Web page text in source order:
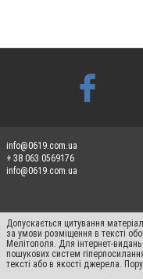
info@0619.com.ua
+ 38 063 0569176
info@0619.com.ua
Допускається цитування
за умови розміщення в тексті
Мелітополя. Для інтернет-
пошукових систем
тексті або в якості джерела.